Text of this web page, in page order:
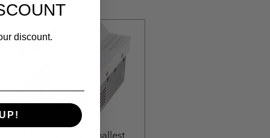
Microsens Smallest
discount.